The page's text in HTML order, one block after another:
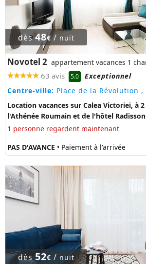
dès48€/ nuit
Novotel 2 appartement vacances 1
63 avis 5.0
Exceptionnel
Centre-ville: Place de la Révolution ,
Location vacances sur Calea Victoriei, à
l'Athénée Roumain et de l'hôtel Radisson
1 personne regardent maintenant
PAS D'AVANCE • Paiement à l'arrivée
dès52€ / nuit